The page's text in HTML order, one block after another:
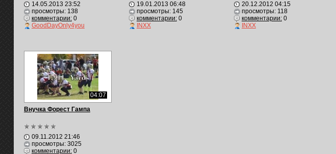
14.05.2013 23:52
просмотры: 138
комментарии:0
GoodDayOnly4you
19.01.2013 06:48
просмотры: 145
комментарии:0
INXX
20.12.2012 04:15
просмотры: 118
комментарии:0
INXX
04:07
Внучка Форест Гампа
09.11.2012 21:46
просмотры: 3025
комментарии:0